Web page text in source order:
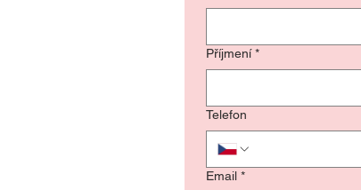
Příjmení *
Telefon
Email *